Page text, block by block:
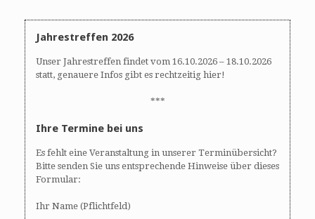
Jahrestreffen 2026
Unser Jahrestreffen findet vom 16.10.2026 – 18.10.2026
statt, genauere Infos gibt es rechtzeitig hier!
***
Ihre Termine bei uns
Es fehlt eine Veranstaltung in unserer Terminübersicht?
Bitte senden Sie uns entsprechende Hinweise über dieses
Formular:
Ihr Name (Pflichtfeld)